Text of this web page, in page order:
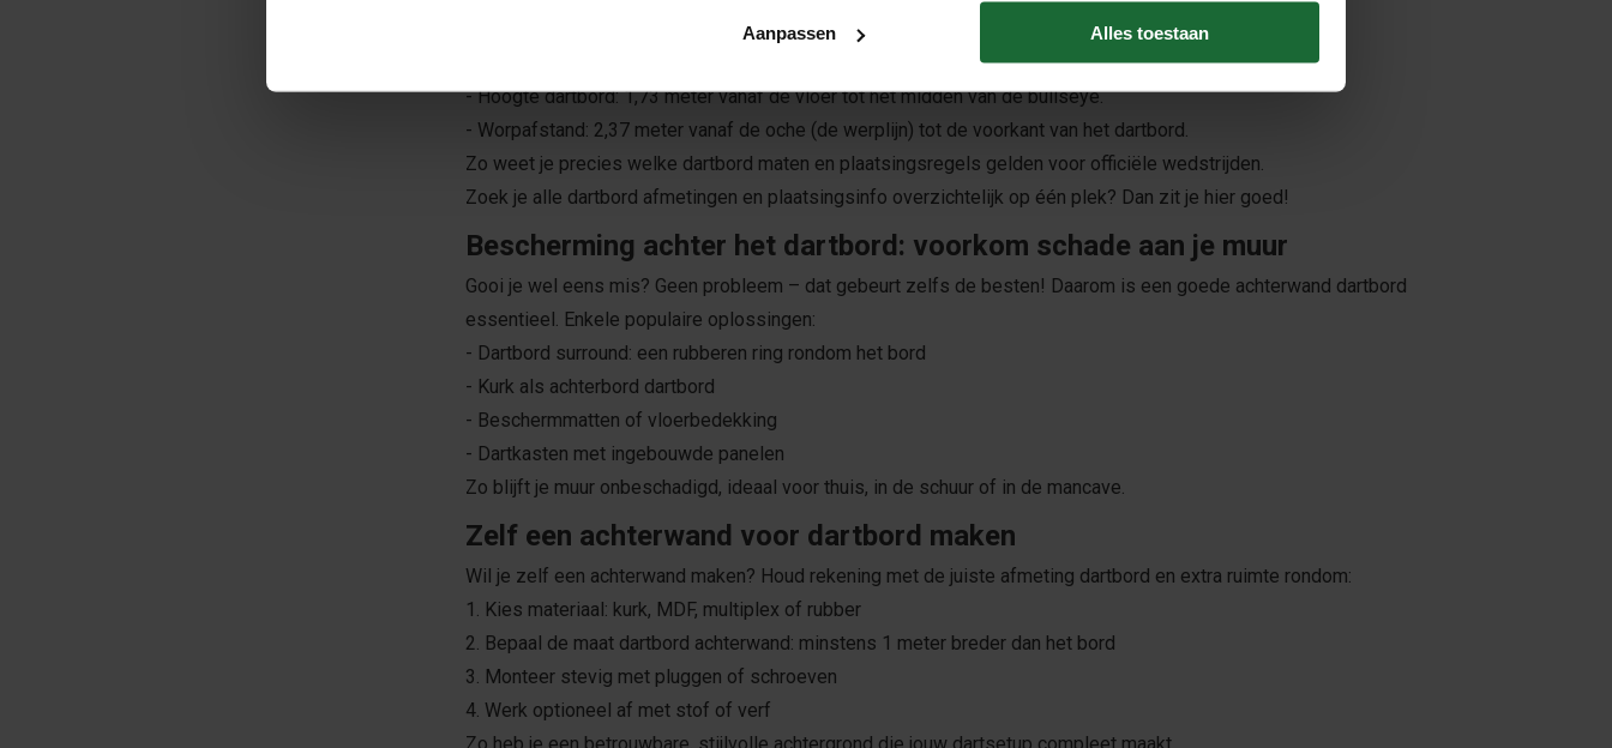
Aanpassen Alles toestaan
Een veelgestelde vraag: hoe groot is een dartbord en wat zijn de officiële maten dartbord?
- Hoogte dartbord: 1,73 meter vanaf de vloer tot het midden van de bullseye.
- Worpafstand: 2,37 meter vanaf de oche (de werplijn) tot de voorkant van het dartbord.
Zo weet je precies welke dartbord maten en plaatsingsregels gelden voor officiële wedstrijden.
Zoek je alle dartbord afmetingen en plaatsingsinfo overzichtelijk op één plek? Dan zit je hier goed!
Bescherming achter het dartbord: voorkom schade aan je muur
Gooi je wel eens mis? Geen probleem – dat gebeurt zelfs de besten! Daarom is een goede achterwand dartbord
essentieel. Enkele populaire oplossingen:
- Dartbord surround: een rubberen ring rondom het bord
- Kurk als achterbord dartbord
- Beschermmatten of vloerbedekking
- Dartkasten met ingebouwde panelen
Zo blijft je muur onbeschadigd, ideaal voor thuis, in de schuur of in de mancave.
Zelf een achterwand voor dartbord maken
Wil je zelf een achterwand maken? Houd rekening met de juiste afmeting dartbord en extra ruimte rondom:
1. Kies materiaal: kurk, MDF, multiplex of rubber
2. Bepaal de maat dartbord achterwand: minstens 1 meter breder dan het bord
3. Monteer stevig met pluggen of schroeven
4. Werk optioneel af met stof of verf